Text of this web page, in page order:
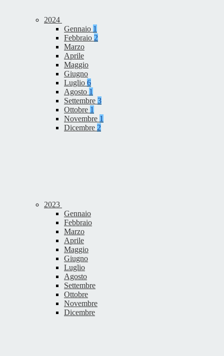
2024
Gennaio 1
Febbraio 2
Marzo
Aprile
Maggio
Giugno
Luglio 6
Agosto 1
Settembre 3
Ottobre 1
Novembre 1
Dicembre 2
2023
Gennaio
Febbraio
Marzo
Aprile
Maggio
Giugno
Luglio
Agosto
Settembre
Ottobre
Novembre
Dicembre